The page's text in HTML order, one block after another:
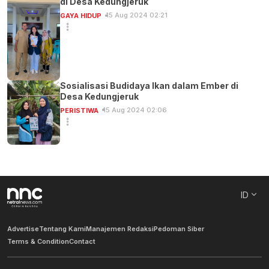
GAYA HIDUP 15 Aug 2024 02:21
Sosialisasi Budidaya Ikan dalam Ember di
Desa Kedungjeruk
PERISTIWA 15 Aug 2024 02:06
ID
AdvertiseTentang KamiManajemen RedaksiPedoman Siber
Terms & ConditionContact